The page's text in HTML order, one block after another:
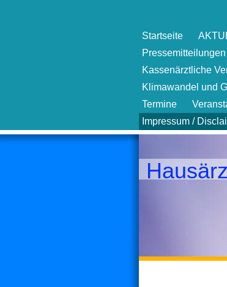
Startseite
Pressemitteilungen
Kassenärztliche
Klimawandel und
Termine
Impressum /